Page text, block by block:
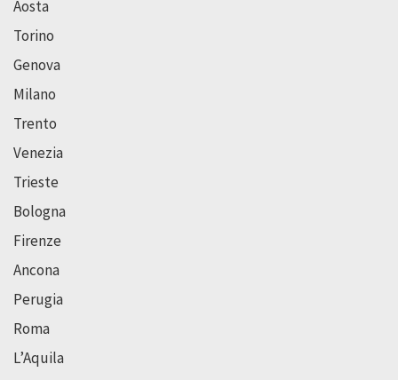
Aosta
Torino
Genova
Milano
Trento
Venezia
Trieste
Bologna
Firenze
Ancona
Perugia
Roma
L’Aquila